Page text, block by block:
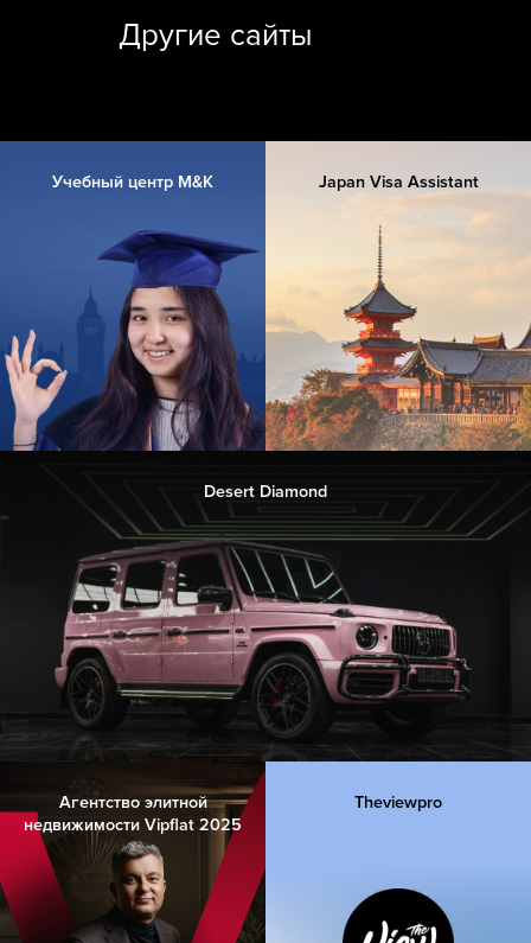
Другие сайты
Учебный центр M&K
Desert Diamond
Japan Visa Assistant
Агентство элитной
недвижимости Vipflat 2025
Theviewpro